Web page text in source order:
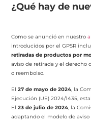
¿Qué hay de
Como se anunció en nuestro
introducidos por el GPSR
retiradas de productos por
aviso de retirada y el derecho
o reembolso.
El27 de mayo de 2024, la
Ejecución (UE) 2024/1435,
El23 de julio de 2024, la
adaptando el modelo de